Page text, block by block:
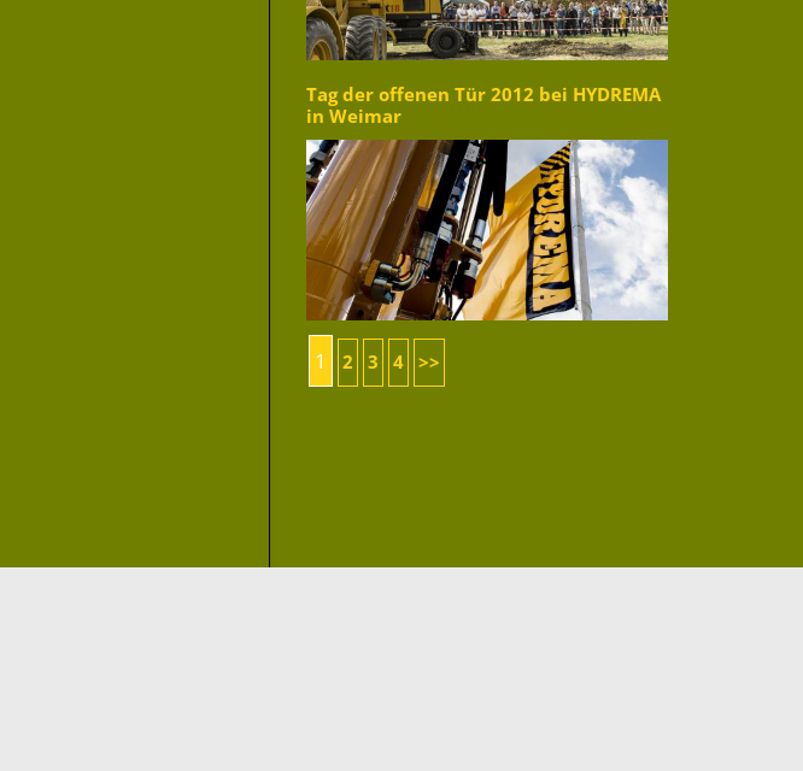
Tag der offenen Tür 2012 bei HYDREMA
in Weimar
1 2 3 4 >>